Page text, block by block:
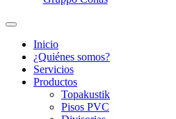
Inicio
¿Quiénes somos?
Servicios
Productos
Topakustik
Pisos PVC